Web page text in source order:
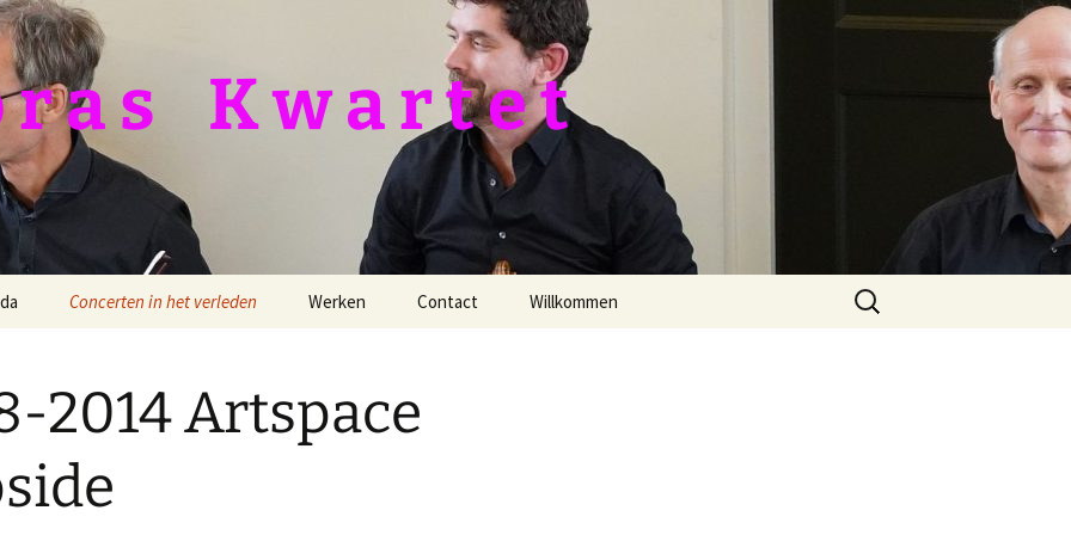
a s ­­­ ­ ­ K w a r t e t
Concerten in het verleden
24-11-2024 Van
Goghkerkje
12-11-2023 Knoptoren
Werken
Bush, Farewell Earth’s
bliss
Contact Willkommen
Zoeken
naar:
2014 Artspace